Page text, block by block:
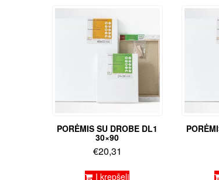
PORĖMIS SU DROBE DL1
30×90
€20,31
Į krepšelį